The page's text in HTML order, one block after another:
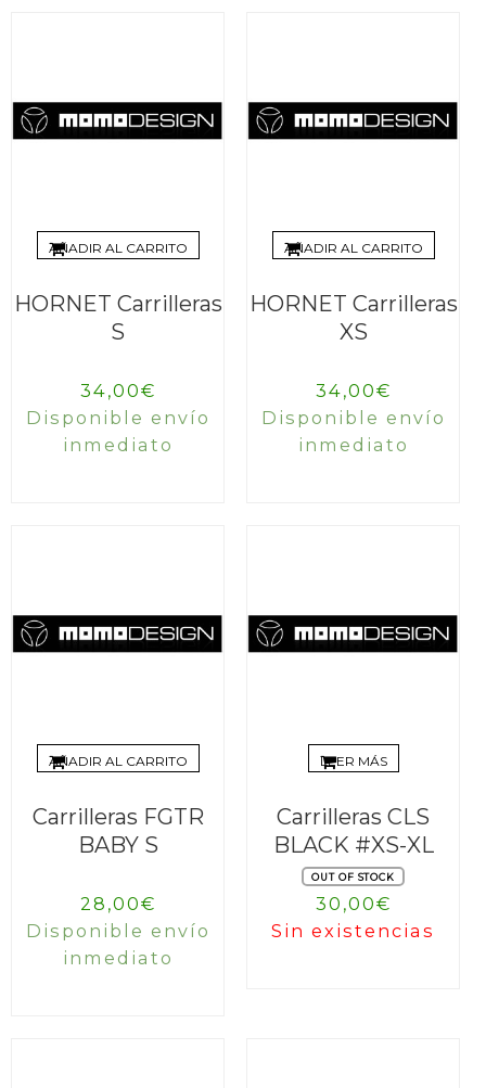
AÑADIR AL CARRITO
HORNET Carrilleras
S
34,00€
Disponible envío
inmediato
AÑADIR AL CARRITO
HORNET Carrilleras
XS
34,00€
Disponible envío
inmediato
AÑADIR AL CARRITO
Carrilleras FGTR
BABY S
28,00€
Disponible envío
inmediato
LEER MÁS
Carrilleras CLS
BLACK #XS-XL
OUT OF STOCK
30,00€
Sin existencias